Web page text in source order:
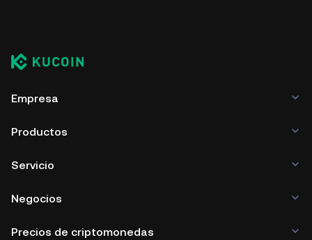
Empresa
Productos
Servicio
Negocios
Precios de criptomonedas